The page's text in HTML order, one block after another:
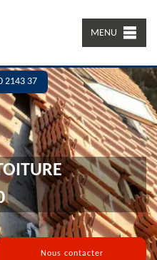
MENU
2143 37
Nous contacter